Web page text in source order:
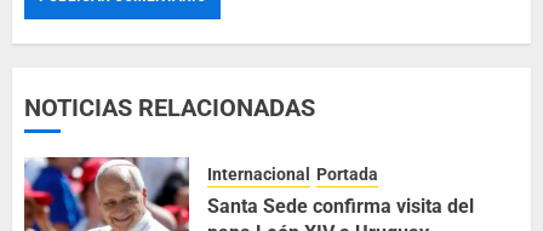
NOTICIAS RELACIONADAS
Internacional Portada
Santa Sede confirma visita del